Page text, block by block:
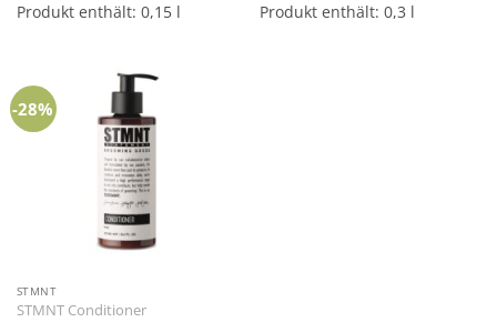
Produkt enthält: 0,15 l
Produkt enthält: 0,3 l
-28%
STMNT
STMNT Conditioner